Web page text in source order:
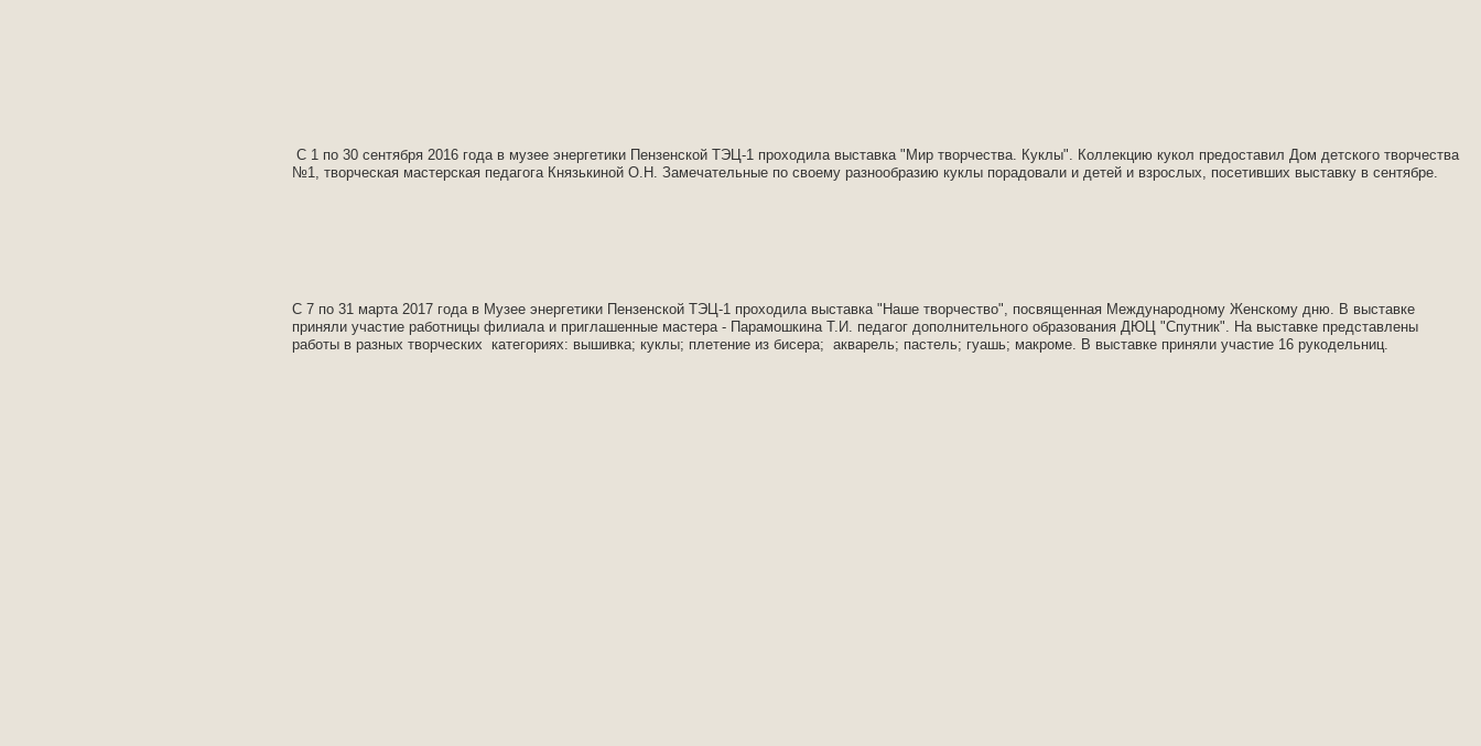
С 1 по 30 сентября 2016 года в музее энергетики Пензенской ТЭЦ-1 проходила выставка "Мир творчества. Куклы". Коллекцию кукол предоставил Дом детского творчества
№1, творческая мастерская педагога Князькиной О.Н. Замечательные по своему разнообразию куклы порадовали и детей и взрослых, посетивших выставку в сентябре.
С 7 по 31 марта 2017 года в Музее энергетики Пензенской ТЭЦ-1 проходила выставка "Наше творчество", посвященная Международному Женскому дню. В выставке
приняли участие работницы филиала и приглашенные мастера - Парамошкина Т.И. педагог дополнительного образования ДЮЦ "Спутник". На выставке представлены
работы в разных творческих категориях: вышивка; куклы; плетение из бисера; акварель; пастель; гуашь; макроме. В выставке приняли участие 16 рукодельниц.